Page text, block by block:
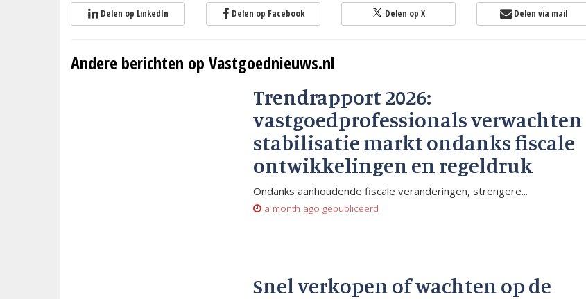
Delen op LinkedIn Delen op Facebook Delen op X Delen via mail
Andere berichten op Vastgoednieuws.nl
Trendrapport 2026:
vastgoedprofessionals verwachten
stabilisatie markt ondanks fiscale
ontwikkelingen en regeldruk
Ondanks aanhoudende fiscale veranderingen, strengere...
a month ago gepubliceerd
Snel verkopen of wachten op de